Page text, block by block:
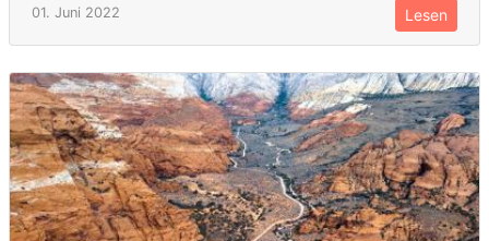
01. Juni 2022 Lesen